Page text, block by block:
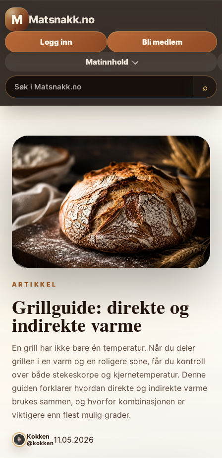
M Matsnakk.no
Matinnhold
Søk i Matsnakk.no ⌕
Logg inn Bli medlem
ARTIKKEL
Grillguide: direkte og
indirekte varme
En grill har ikke bare én temperatur. Når du deler
grillen i en varm og en roligere sone, får du kontroll
over både stekeskorpe og kjernetemperatur. Denne
guiden forklarer hvordan direkte og indirekte varme
brukes sammen, og hvorfor kombinasjonen er
viktigere enn flest mulig grader.
Kokken
@kokken11.05.2026